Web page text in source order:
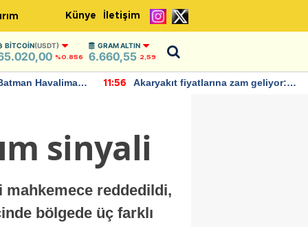
Künye İletişim
BITCOIN(USDT)
%0.856
GRAM ALTIN
6.660,55 2,59
Havalimanı
11:56
Akaryakıt fiyatlarına zam geliyor:
sinyali
mahkemece reddedildi,
bölgede üç farklı